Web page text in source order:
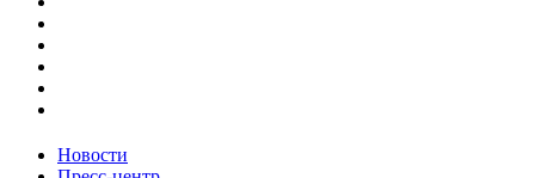
Новости